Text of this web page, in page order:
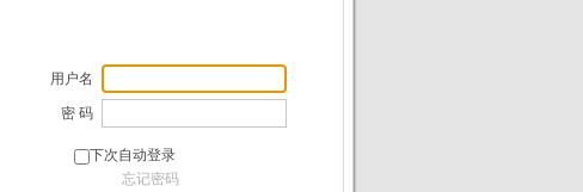
用户名
密 码
下次自动登录
忘记密码